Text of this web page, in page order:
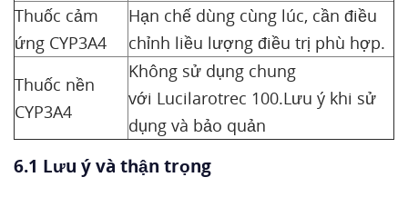
Thuốc cảm
ứng CYP3A4
Hạn chế dùng cùng lúc, cần điều
chỉnh liều lượng điều trị phù hợp.
Thuốc nền
CYP3A4
Không sử dụng chung
với Lucilarotrec 100.Lưu ý khi sử
dụng và bảo quản
6.1 Lưu ý và thận trọng